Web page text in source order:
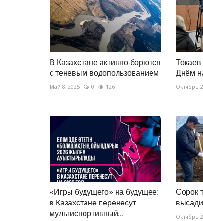
В Казахстане активно борются
с теневым водопользованием
Май 8, 2025 0 126
Токаев
Днём
Октябрь
«Игры будущего» на будущее:
в Казахстане перенесут
мультиспортивный...
Сорок
Октябрь